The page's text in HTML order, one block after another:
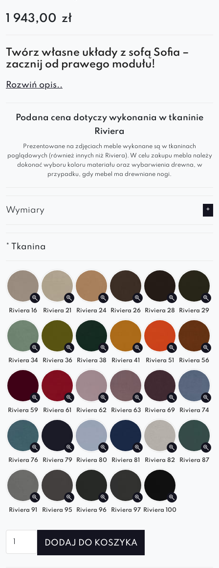
1 943,00 zł
Twórz własne układy z sofą Sofia –
zacznij od prawego modułu!
Prawy moduł prosty
nowoczesną, wygodną sofę modułową , idealnie
dopasowaną do swojego wnętrza. Jego
zarówno w przestronnych salonach, jak i
mniejszych pomieszczeniach.
Głębokie, miękkie siedzisko dla
Tapicerka premium
Solidna konstrukcja zapewniająca trwałość
na lata
Uniwersalne zastosowanie
Prawy moduł Sofia świetnie sprawdzi się jako:
zakończenie sofy narożnej
lub dużego
zestawu modułowego,
element układu typu L lub U
,
komfortowe miejsce wypoczynku
w salonie,
biurze czy sypialni.
Wybierz prawy moduł sofy Sofia i zaprojektuj
swojąstylową, luksusową sofę modułową
idealną do każdego wnętrza.
Rozwiń opis..
Podana cena dotyczy wykonania w tkaninie
Riviera
Prezentowane na zdjęciach meble wykonane są w tkaninach
poglądowych (również innych niż Riviera). W celu zakupu mebla należy
dokonać wyboru koloru materiału oraz wybarwienia drewna, w
przypadku, gdy mebel ma drewniane nogi.
Wymiary
* Tkanina
Riviera 16 Riviera 21 Riviera 24 Riviera 26 Riviera 28 Riviera 29
Riviera 34 Riviera 36 Riviera 38 Riviera 41 Riviera 51 Riviera 56
Riviera 59 Riviera 61 Riviera 62 Riviera 63 Riviera 69 Riviera 74
Riviera 76 Riviera 79 Riviera 80 Riviera 81 Riviera 82 Riviera 87
Riviera 91 Riviera 95 Riviera 96 Riviera 97 Riviera 100
Element
DODAJ DO KOSZYKA